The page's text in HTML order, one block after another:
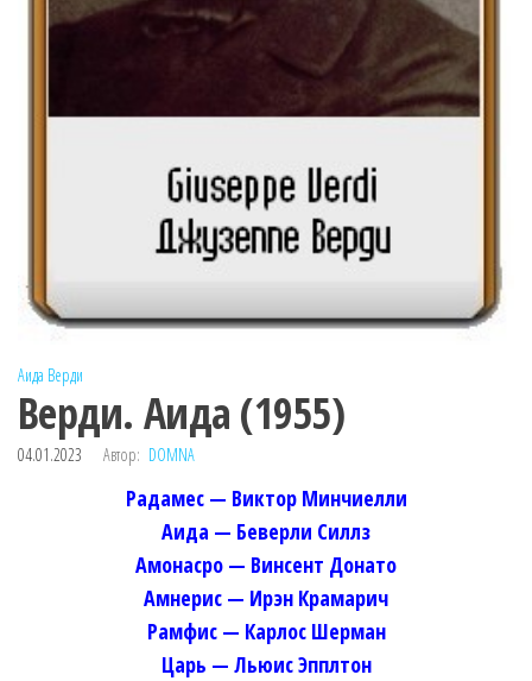
Аида Верди
Верди. Аида (1955)
04.01.2023 Автор: DOMNA
Радамес — Виктор Минчиелли
Аида — Беверли Силлз
Амонасро — Винсент Донато
Амнерис — Ирэн Крамарич
Рамфис — Карлос Шерман
Царь — Льюис Эпплтон